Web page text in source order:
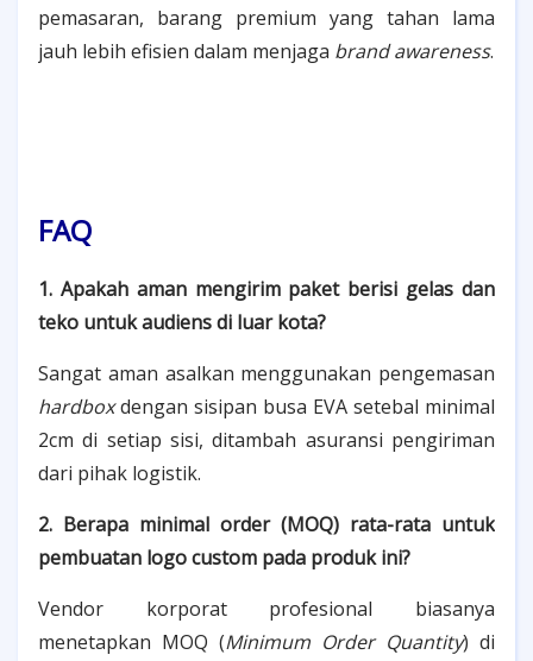
pemasaran, barang premium yang tahan lama
jauh lebih efisien dalam menjaga brand awareness.
FAQ
1. Apakah aman mengirim paket berisi gelas dan
teko untuk audiens di luar kota?
Sangat aman asalkan menggunakan pengemasan
hardboxdengan sisipan busa EVA setebal minimal
2cm di setiap sisi, ditambah asuransi pengiriman
dari pihak logistik.
2. Berapa minimal order (MOQ) rata-rata untuk
pembuatan logo custom pada produk ini?
Vendor korporat profesional biasanya
menetapkan MOQ (Minimum Order Quantity) di